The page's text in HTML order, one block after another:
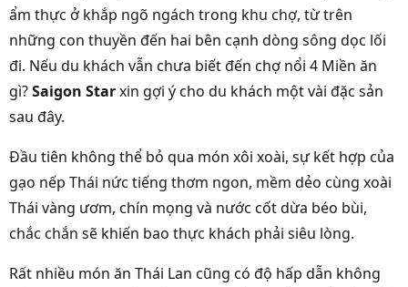
ẩm thực ở khắp ngõ ngách trong khu chợ, từ trên
những con thuyền đến hai bên cạnh dòng sông dọc lối
đi. Nếu du khách vẫn chưa biết đến chợ nổi 4 Miền ăn
gì?Saigon Starxin gợi ý cho du khách một vài đặc sản
sau đây.
Đầu tiên không thể bỏ qua món xôi xoài, sự kết hợp của
gạo nếp Thái nức tiếng thơm ngon, mềm dẻo cùng xoài
Thái vàng ươm, chín mọng và nước cốt dừa béo bùi,
chắc chắn sẽ khiến bao thực khách phải siêu lòng.
Rất nhiều món ăn Thái Lan cũng có độ hấp dẫn không